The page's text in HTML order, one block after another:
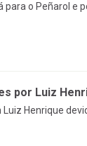
para o Peñarol e
por Luiz
Henrique